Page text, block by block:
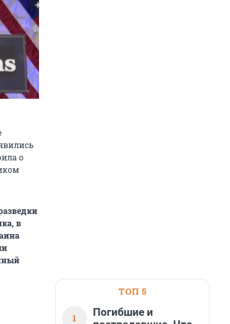
о
в
ТОП 5
1
Погибшие и